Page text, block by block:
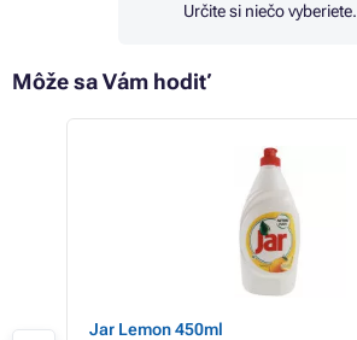
Určite si niečo vyberiete.
Môže sa Vám hodiť
Jar Lemon 450ml